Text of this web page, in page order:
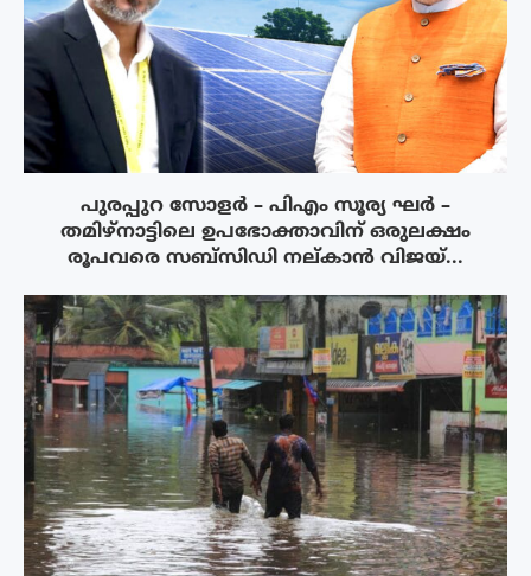
പുരപ്പുറ സോളർ – പിഎം സൂര്യ ഘർ –
തമിഴ്നാട്ടിലെ ഉപഭോക്താവിന് ഒരുലക്ഷം
രൂപവരെ സബ്സിഡി നല്കാൻ വിജയ്...